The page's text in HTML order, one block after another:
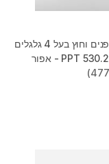
שולחן פינג פונג פנים וחוץ בעל 4 גלגלים